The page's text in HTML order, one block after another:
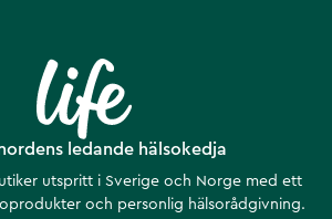
ledande hälsokedja
utspritt i Sverige och Norge med ett
och personlig hälsorådgivning.